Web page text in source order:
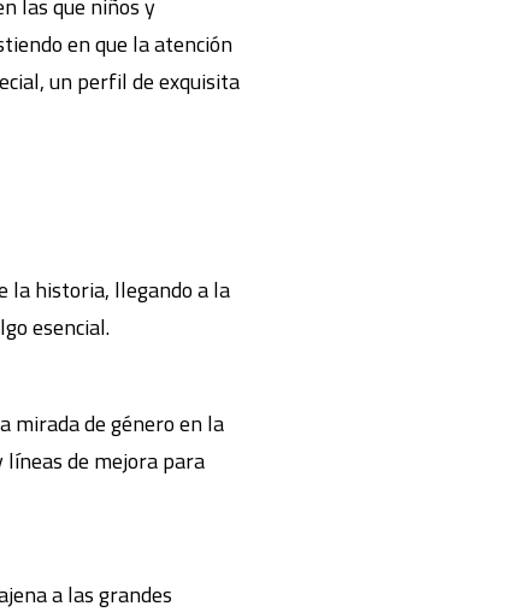
las que niños y
en que la atención
un perfil de exquisita
la historia, llegando a la
esencial.
mirada de género en la
líneas de mejora para
a las grandes